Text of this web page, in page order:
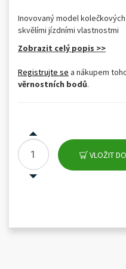
Inovovaný model
skvělími jízdními vlastnostmi
Zobrazit celý popis >>
Registrujte se a nákupem
věrnostních bodů.
VLOŽIT